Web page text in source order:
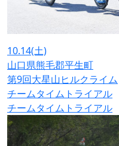
10.14(土)
山口県熊毛郡平生町
第9回大星山ヒルクライム
チームタイムトライアル
チームタイムトライアル